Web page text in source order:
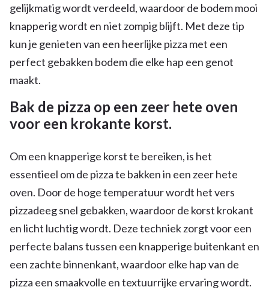
gelijkmatig wordt verdeeld, waardoor de bodem mooi
knapperig wordt en niet zompig blijft. Met deze tip
kun je genieten van een heerlijke pizza met een
perfect gebakken bodem die elke hap een genot
maakt.
Bak de pizza op een zeer hete oven
voor een krokante korst.
Om een knapperige korst te bereiken, is het
essentieel om de pizza te bakken in een zeer hete
oven. Door de hoge temperatuur wordt het vers
pizzadeeg snel gebakken, waardoor de korst krokant
en licht luchtig wordt. Deze techniek zorgt voor een
perfecte balans tussen een knapperige buitenkant en
een zachte binnenkant, waardoor elke hap van de
pizza een smaakvolle en textuurrijke ervaring wordt.